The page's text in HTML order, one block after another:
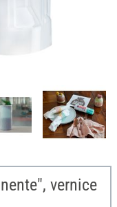
vernice